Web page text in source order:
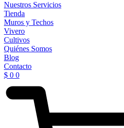
Nuestros Servicios
Tienda
Muros y Techos
Vivero
Cultivos
Quiénes Somos
Blog
Contacto
$ 0 0